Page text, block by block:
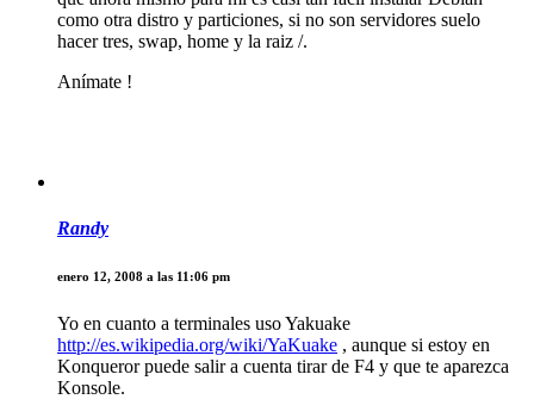
como otra distro y particiones, si no son servidores suelo
hacer tres, swap, home y la raiz /.
Anímate !
Randy
enero 12, 2008 a las 11:06 pm
Yo en cuanto a terminales uso Yakuake
http://es.wikipedia.org/wiki/YaKuake , aunque si estoy en
Konqueror puede salir a cuenta tirar de F4 y que te aparezca
Konsole.